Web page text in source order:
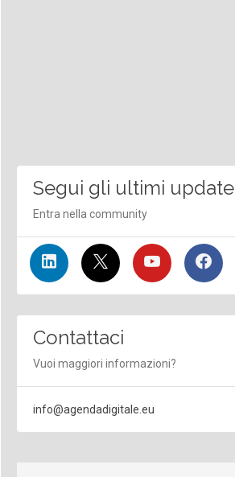
Segui gli ultimi update
Entra nella community
Contattaci
Vuoi maggiori informazioni?
info@agendadigitale.eu